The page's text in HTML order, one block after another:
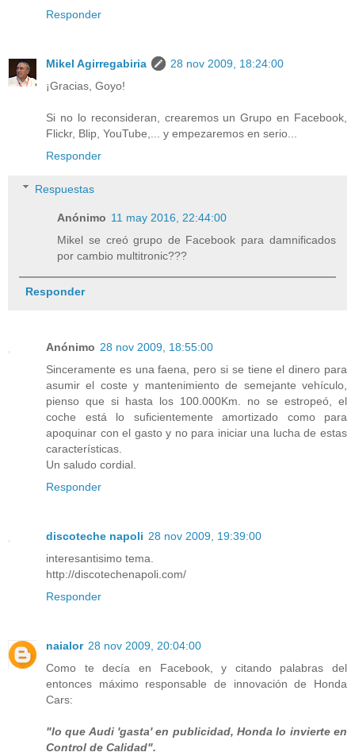
Responder
Mikel Agirregabiria
28 nov 2009, 18:24:00
¡Gracias, Goyo!
Si no lo reconsideran, crearemos un Grupo en Facebook,
Flickr, Blip, YouTube,... y empezaremos en serio...
Responder
Respuestas
Anónimo 11 may 2016, 22:44:00
Mikel se creó grupo de Facebook para damnificados
por cambio multitronic???
Responder
Anónimo 28 nov 2009, 18:55:00
Sinceramente es una faena, pero si se tiene el dinero para
asumir el coste y mantenimiento de semejante vehículo,
pienso que si hasta los 100.000Km. no se estropeó, el
coche está lo suficientemente amortizado como para
apoquinar con el gasto y no para iniciar una lucha de estas
características.
Un saludo cordial.
Responder
discoteche napoli 28 nov 2009, 19:39:00
interesantisimo tema.
http://discotechenapoli.com/
Responder
naialor 28 nov 2009, 20:04:00
Como te decía en Facebook, y citando palabras del
entonces máximo responsable de innovación de Honda
Cars:
"lo que Audi 'gasta' en publicidad, Honda lo invierte en
Control de Calidad".